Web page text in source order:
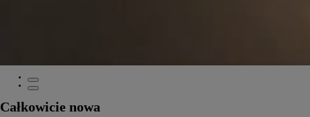
Całkowicie nowa